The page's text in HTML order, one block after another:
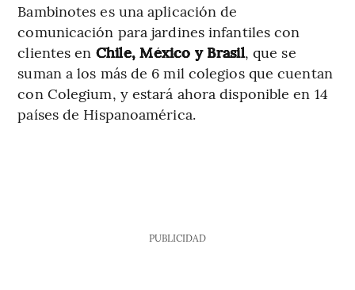
Bambinotes es una aplicación de
comunicación para jardines infantiles con
clientes en Chile, México y Brasil, que se
suman a los más de 6 mil colegios que cuentan
con Colegium, y estará ahora disponible en 14
países de Hispanoamérica.
PUBLICIDAD